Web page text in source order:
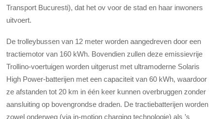
Transport Bucuresti), dat het ov voor de stad en haar inwoners
uitvoert.
De trolleybussen van 12 meter worden aangedreven door een
tractiemotor van 160 kWh. Bovendien zullen deze emissievrije
Trollino-voertuigen worden uitgerust met ultramoderne Solaris
High Power-batterijen met een capaciteit van 60 kWh, waardoor
ze afstanden tot 20 km in één keer kunnen overbruggen zonder
aansluiting op bovengrondse draden. De tractiebatterijen worden
zowel onderweg (via in-motion charging technologie) als ’s